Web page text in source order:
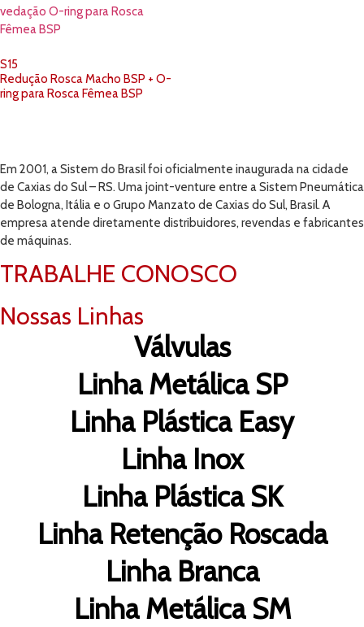
S15
Redução Rosca Macho BSP + O-
ring para Rosca Fêmea BSP
Em 2001, a Sistem do Brasil foi oficialmente inaugurada na cidade
de Caxias do Sul – RS. Uma joint-venture entre a Sistem Pneumática
de Bologna, Itália e o Grupo Manzato de Caxias do Sul, Brasil. A
empresa atende diretamente distribuidores, revendas e fabricantes
de máquinas.
TRABALHE CONOSCO
Nossas Linhas
Válvulas
Linha Metálica SP
Linha Plástica Easy
Linha Inox
Linha Plástica SK
Linha Retenção Roscada
Linha Branca
Linha Metálica SM